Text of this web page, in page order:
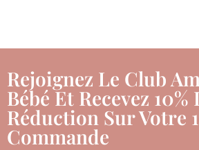
Rejoignez Le Club
Bébé Et Recevez 10%
Réduction Sur Votre
Commande